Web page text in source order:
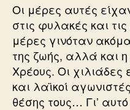
Οι μέρες αυτές
στις φυλακές και
μέρες γινόταν
της ζωής, αλλά και
Χρέους. Οι χιλιάδες
και λαϊκοί
θέσης τους… Γι’